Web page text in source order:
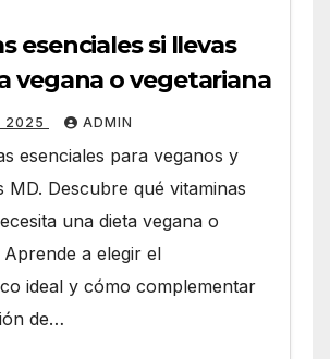
esenciales si llevas
vegana o vegetariana
2025 ADMIN
esenciales para veganos y
MD. Descubre qué vitaminas
una dieta vegana o
a elegir el
ideal y cómo complementar
de…